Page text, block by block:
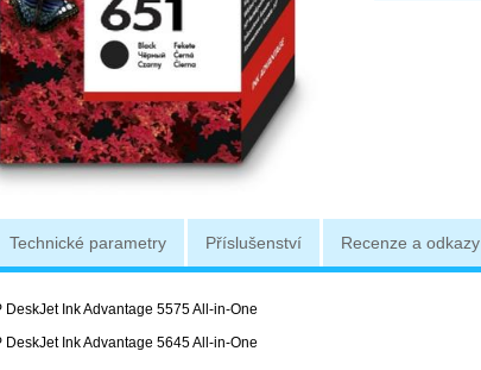
Technické parametry Příslušenství Recenze a odkazy
DeskJet Ink Advantage 5575 All-in-One
DeskJet Ink Advantage 5645 All-in-One